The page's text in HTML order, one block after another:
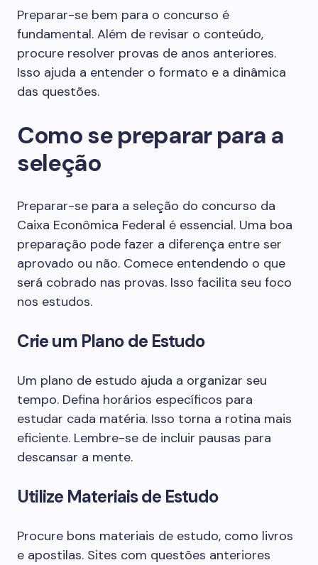
Preparar-se bem para o concurso é
fundamental. Além de revisar o conteúdo,
procure resolver provas de anos anteriores.
Isso ajuda a entender o formato e a dinâmica
das questões.
Como se preparar para a
seleção
Preparar-se para a seleção do concurso da
Caixa Econômica Federal é essencial. Uma boa
preparação pode fazer a diferença entre ser
aprovado ou não. Comece entendendo o que
será cobrado nas provas. Isso facilita seu foco
nos estudos.
Crie um Plano de Estudo
Um plano de estudo ajuda a organizar seu
tempo. Defina horários específicos para
estudar cada matéria. Isso torna a rotina mais
eficiente. Lembre-se de incluir pausas para
descansar a mente.
Utilize Materiais de Estudo
Procure bons materiais de estudo, como livros
e apostilas. Sites com questões anteriores